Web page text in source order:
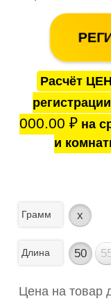
Расчёт
000.00 ₽на
и
Грамм x
Длина 50
Цена на товар